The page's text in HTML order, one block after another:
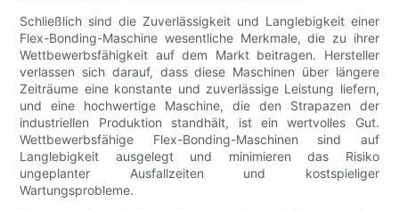
Schließlich sind die Zuverlässigkeit und Langlebigkeit einer
Flex-Bonding-Maschine wesentliche Merkmale, die zu ihrer
Wettbewerbsfähigkeit auf dem Markt beitragen. Hersteller
verlassen sich darauf, dass diese Maschinen über längere
Zeiträume eine konstante und zuverlässige Leistung liefern,
und eine hochwertige Maschine, die den Strapazen der
industriellen Produktion standhält, ist ein wertvolles Gut.
Wettbewerbsfähige Flex-Bonding-Maschinen sind auf
Langlebigkeit ausgelegt und minimieren das Risiko
ungeplanter Ausfallzeiten und kostspieliger
Wartungsprobleme.